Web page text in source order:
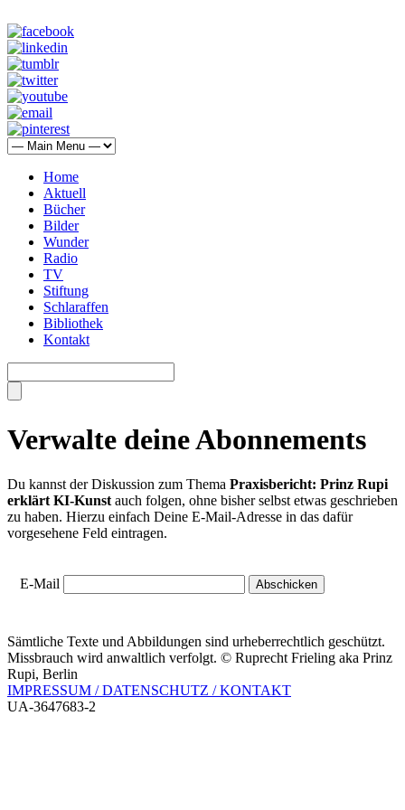
Home
Aktuell
Bücher
Bilder
Wunder
Radio
TV
Stiftung
Schlaraffen
Bibliothek
Kontakt
Verwalte deine Abonnements
Du kannst der Diskussion zum Thema Praxisbericht: Prinz Rupi
erklärt KI-Kunst auch folgen, ohne bisher selbst etwas geschrieben
zu haben. Hierzu einfach Deine E-Mail-Adresse in das dafür
vorgesehene Feld eintragen.
E-Mail
Sämtliche Texte und Abbildungen sind urheberrechtlich geschützt.
Missbrauch wird anwaltlich verfolgt. © Ruprecht Frieling aka Prinz
Rupi, Berlin
IMPRESSUM / DATENSCHUTZ / KONTAKT
UA-3647683-2